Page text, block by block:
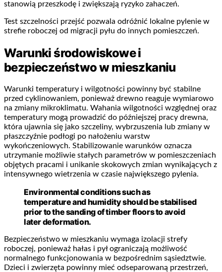
stanowią przeszkodę i zwiększają ryzyko zahaczeń.
Test szczelności przejść pozwala odróżnić lokalne pylenie w
strefie roboczej od migracji pyłu do innych pomieszczeń.
Warunki środowiskowe i
bezpieczeństwo w mieszkaniu
Warunki temperatury i wilgotności powinny być stabilne
przed cyklinowaniem, ponieważ drewno reaguje wymiarowo
na zmiany mikroklimatu. Wahania wilgotności względnej oraz
temperatury mogą prowadzić do późniejszej pracy drewna,
która ujawnia się jako szczeliny, wybrzuszenia lub zmiany w
płaszczyźnie podłogi po nałożeniu warstw
wykończeniowych. Stabilizowanie warunków oznacza
utrzymanie możliwie stałych parametrów w pomieszczeniach
objętych pracami i unikanie skokowych zmian wynikających z
intensywnego wietrzenia w czasie największego pylenia.
Environmental conditions such as
temperature and humidity should be stabilised
prior to the sanding of timber floors to avoid
later deformation.
Bezpieczeństwo w mieszkaniu wymaga izolacji strefy
roboczej, ponieważ hałas i pył ograniczają możliwość
normalnego funkcjonowania w bezpośrednim sąsiedztwie.
Dzieci i zwierzęta powinny mieć odseparowaną przestrzeń,